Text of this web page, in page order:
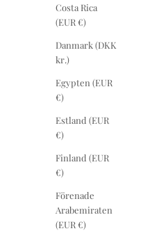
Costa Rica
(EUR €)
Danmark (DKK
kr.)
Egypten (EUR
€)
Estland (EUR
€)
Finland (EUR
€)
Förenade
Arabemiraten
(EUR €)